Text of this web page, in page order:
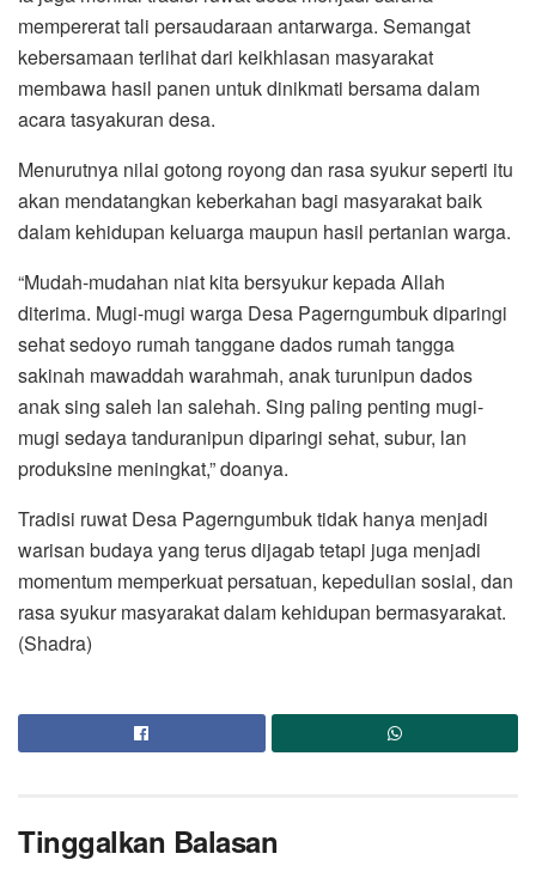
mempererat tali persaudaraan antarwarga. Semangat
kebersamaan terlihat dari keikhlasan masyarakat
membawa hasil panen untuk dinikmati bersama dalam
acara tasyakuran desa.
Menurutnya nilai gotong royong dan rasa syukur seperti itu
akan mendatangkan keberkahan bagi masyarakat baik
dalam kehidupan keluarga maupun hasil pertanian warga.
“Mudah-mudahan niat kita bersyukur kepada Allah
diterima. Mugi-mugi warga Desa Pagerngumbuk diparingi
sehat sedoyo rumah tanggane dados rumah tangga
sakinah mawaddah warahmah, anak turunipun dados
anak sing saleh lan salehah. Sing paling penting mugi-
mugi sedaya tanduranipun diparingi sehat, subur, lan
produksine meningkat,” doanya.
Tradisi ruwat Desa Pagerngumbuk tidak hanya menjadi
warisan budaya yang terus dijagab tetapi juga menjadi
momentum memperkuat persatuan, kepedulian sosial, dan
rasa syukur masyarakat dalam kehidupan bermasyarakat.
(Shadra)
Tinggalkan Balasan